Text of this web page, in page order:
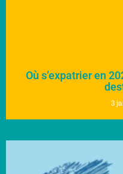
Où s’expatrier en
3